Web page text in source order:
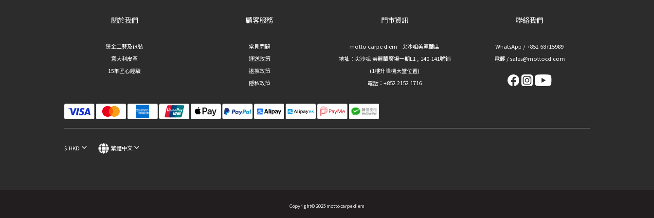
關於我們
燙金工藝及包裝
意大利皮革
15年匠心經驗
顧客服務
常見問題
運送政策
退換政策
隱私政策
門市資訊
motto carpe diem - 尖沙咀美麗華店
地址： 尖沙咀 美麗華廣場一期L1 , 140-141號鋪
(1樓升降機大堂位置)
電話：+852 2152 1716
聯絡我們
WhatsApp / +852 68715989
電郵 / sales@mottocd.com
$ HKD 繁體中文
Copyright© 2025 motto carpe diem